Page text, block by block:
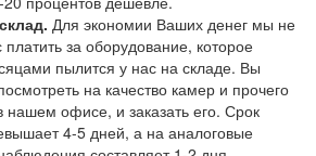
Для экономии Ваших денег мы не
за оборудование, которое
пылится у нас на складе. Вы
на качество камер и прочего
нашем офисе, и заказать его. Срок
4-5 дней, а на аналоговые